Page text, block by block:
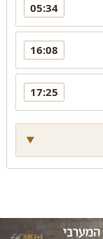
05:34
16:08
17:25